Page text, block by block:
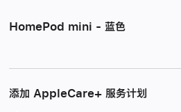
HomePod mini - 蓝色
添加 AppleCare+ 服务计划